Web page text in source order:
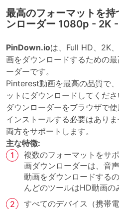
最高のフォーマットを
ンローダー 1080p - 2K
PinDown.ioは、Full HD、2K
画をダウンロードするための
ーダーです。
Pinterest動画を最高の品質で
ットにダウンロードしてくだ
ダウンローダーをブラウザで
インストールする必要はあり
両方をサポートします。
主な特徴:
複数のフォーマットをサ
画ダウンローダーは、音
動画をダウンロードする
んどのツールはHD動画の
すべてのデバイス（携帯